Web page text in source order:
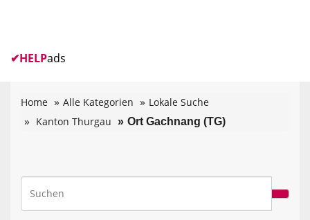
✔HELPads
Home Alle Kategorien
Lokale Suche
Kanton Thurgau
Ort Gachnang (TG)